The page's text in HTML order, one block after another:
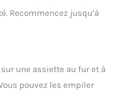
Recommencez jusqu’à
une assiette au fur et à
pouvez les empiler